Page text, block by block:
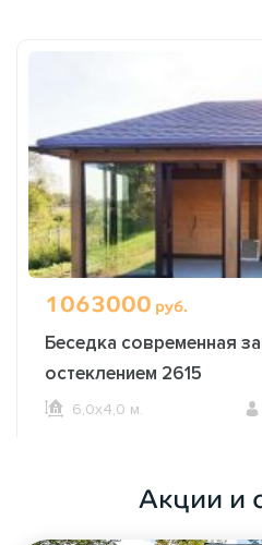
1063000 руб.
Беседка современная
остеклением 2615
6,0х4,0 м.
Акции и